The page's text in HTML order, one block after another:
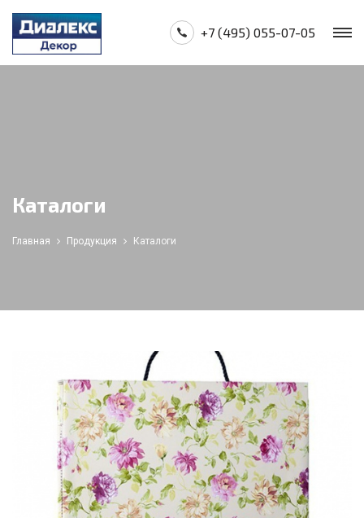
+7 (495) 055-07-05
Каталоги
Главная Продукция Каталоги